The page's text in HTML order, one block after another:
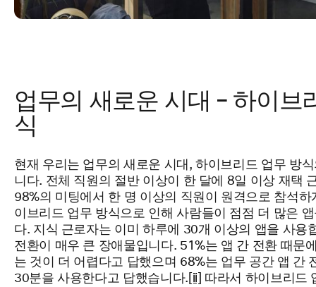
업무의 새로운 시대 – 하이브
식
현재 우리는 업무의 새로운 시대, 하이브리드 업무 방
니다. 전체 직원의 절반 이상이 한 달에 8일 이상 재택
98%의 미팅에서 한 명 이상의 직원이 원격으로 참석하
이브리드 업무 방식으로 인해 사람들이 점점 더 많은
다. 지식 근로자는 이미 하루에 30개 이상의 앱을 사용
전환이 매우 큰 장애물입니다. 51%는 앱 간 전환 때문
는 것이 더 어렵다고 답했으며 68%는 업무 공간 앱 간
30분을 사용한다고 답했습니다. [ii]
따라서 하이브리드